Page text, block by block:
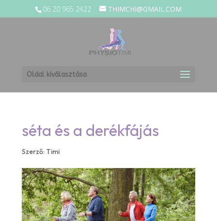
06 20 965 2422 THIMCHI@GMAIL.COM
Oldal kiválasztása
séta és a derékfájás
Szerző: Timi